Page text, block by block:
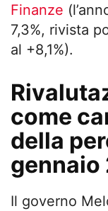
Finanze
7,3%, rivista
al +8,1%).
come
della
gennaio
Il governo